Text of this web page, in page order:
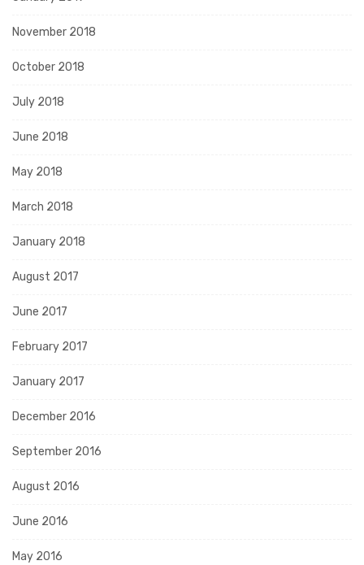
November 2018
October 2018
July 2018
June 2018
May 2018
March 2018
January 2018
August 2017
June 2017
February 2017
January 2017
December 2016
September 2016
August 2016
June 2016
May 2016